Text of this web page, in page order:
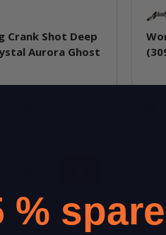
Crank Shot Deep
Aurora Ghost
zum Artikel
%